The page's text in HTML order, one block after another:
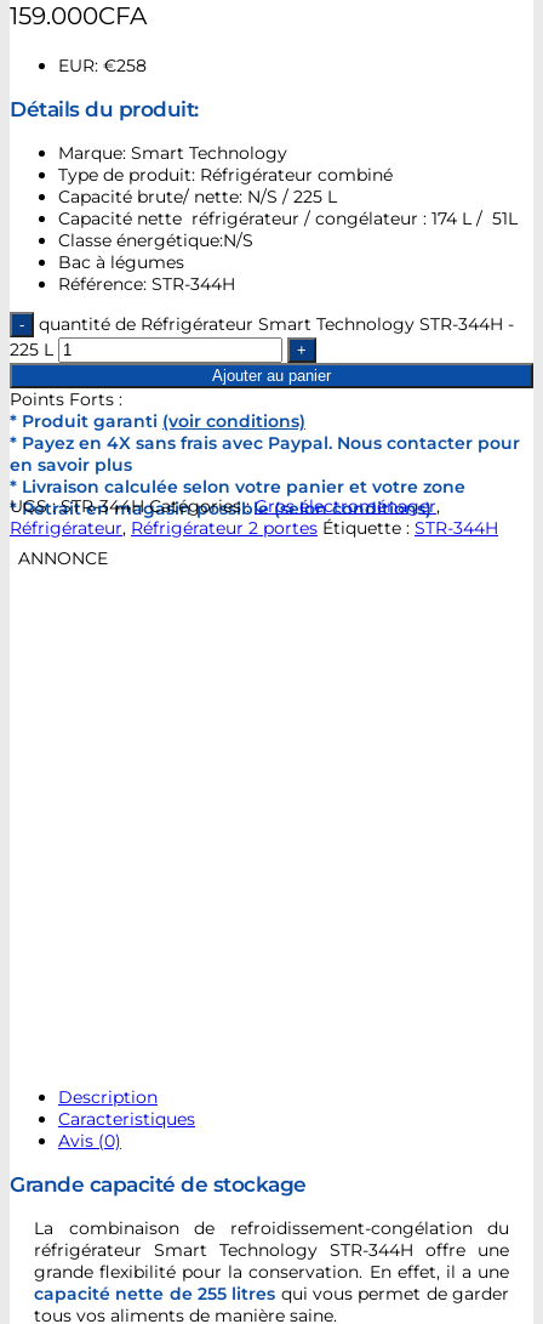
159.000CFA
EUR: €258
Détails du produit:
Marque: Smart Technology
Type de produit: Réfrigérateur combiné
Capacité brute/ nette: N/S / 225 L
Capacité nette réfrigérateur / congélateur : 174 L / 51L
Classe énergétique:N/S
Bac à légumes
Référence: STR-344H
quantité de Réfrigérateur Smart Technology STR-344H -
225 L
Ajouter au panier
Points Forts :
* Produit garanti (voir conditions)
* Payez en 4X sans frais avec Paypal. Nous contacter pour
en savoir plus
* Livraison calculée selon votre panier et votre zone
* Retrait en magasin possible (selon conditions)
UGS :STR-344H Catégories :Gros électroménager,
Réfrigérateur, Réfrigérateur 2 portes Étiquette : STR-344H
ANNONCE
Description
Caracteristiques
Avis (0)
Grande capacité de stockage
La combinaison de refroidissement-congélation du
réfrigérateur Smart Technology STR-344H offre une
grande flexibilité pour la conservation. En effet, il a une
capacité nette de 255 litres qui vous permet de garder
tous vos aliments de manière saine.